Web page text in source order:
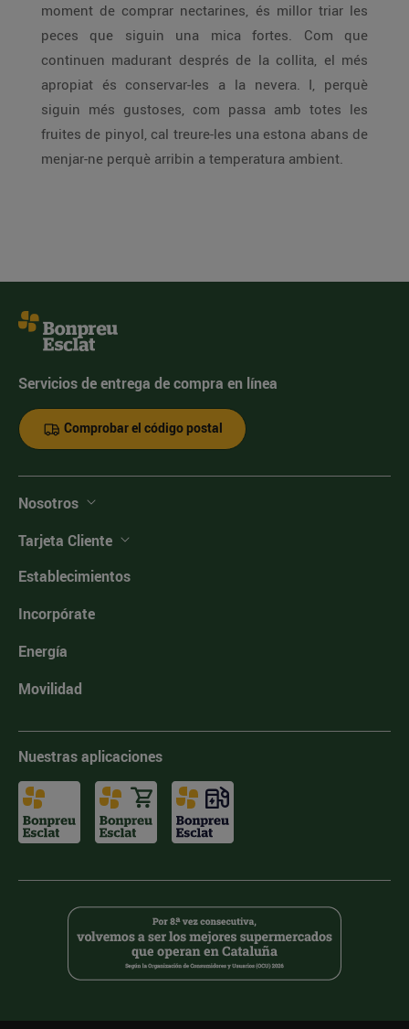
moment de comprar nectarines, és millor triar les
peces que siguin una mica fortes. Com que
continuen madurant després de la collita, el més
apropiat és conservar-les a la nevera. I, perquè
siguin més gustoses, com passa amb totes les
fruites de pinyol, cal treure-les una estona abans de
menjar-ne perquè arribin a temperatura ambient.
Servicios de entrega de compra en línea
Comprobar el código postal
Nosotros
Tarjeta Cliente
Establecimientos
Incorpórate
Energía
Movilidad
Nuestras aplicaciones